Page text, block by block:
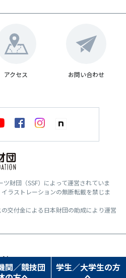
関／競技団
学生／大学生の方
アクセス お問い合わせ
財団（SSF）によって運営されていま
ラストレーションの無断転載を禁じま
交付金による日本財団の助成により運営